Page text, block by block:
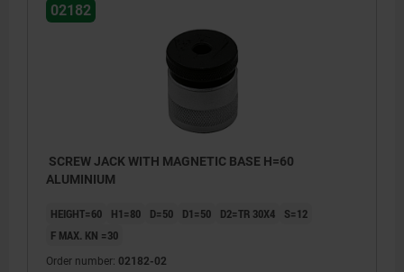
1) centring hole for 02210
02182
SCREW JACK WITH MAGNETIC BASE H=60
ALUMINIUM
HEIGHT=60 H1=80 D=50 D1=50 D2=TR 30X4
S=12
F MAX. KN =30
Order number: 02182-02